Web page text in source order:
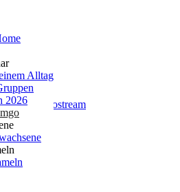
Alltag
2026
Alltag
/ Videostream